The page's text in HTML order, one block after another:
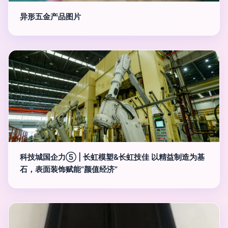
异形五金产品图片
科技城国企力⑤ | 长虹模塑&长虹技佳 以精益制造为基
石，表面装饰赋能“颜值经济”